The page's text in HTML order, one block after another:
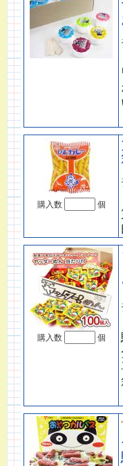
購入数 個
購入数 個